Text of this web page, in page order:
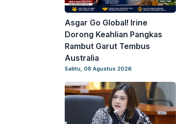
Asgar Go Global! Irine
Dorong Keahlian Pangkas
Rambut Garut Tembus
Australia
Sabtu, 08 Agustus 2026